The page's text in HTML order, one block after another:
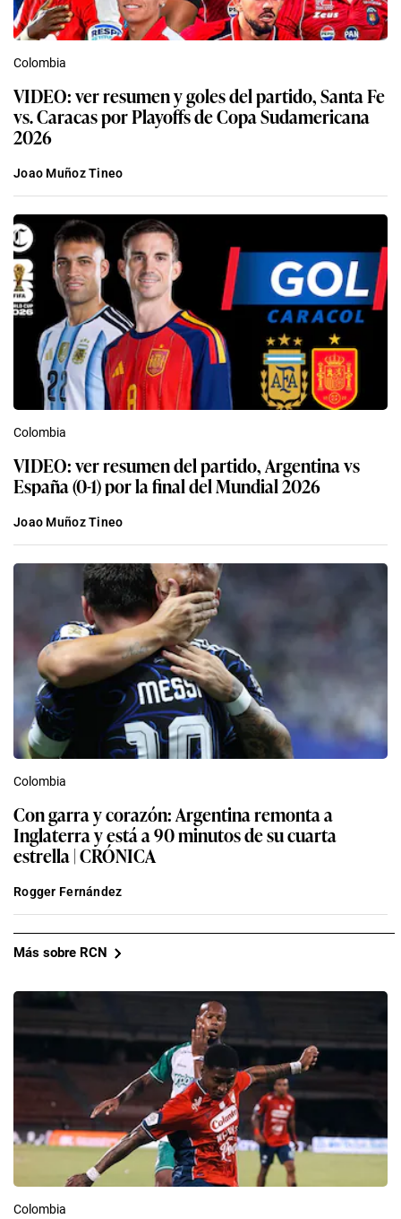
Colombia
VIDEO: ver resumen y goles del partido, Santa Fe
vs. Caracas por Playoffs de Copa Sudamericana
2026
Joao Muñoz Tineo
Colombia
VIDEO: ver resumen del partido, Argentina vs
España (0-1) por la final del Mundial 2026
Joao Muñoz Tineo
Colombia
Con garra y corazón: Argentina remonta a
Inglaterra y está a 90 minutos de su cuarta
estrella | CRÓNICA
Rogger Fernández
Más sobre RCN
Colombia